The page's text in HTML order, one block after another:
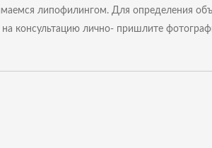
липофилингом. Для определения
на консультацию лично- пришлите